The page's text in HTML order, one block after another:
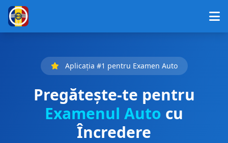
Aplicația #1 pentru Examen Auto
Pregătește-te pentru
Examenul Auto cu
Încredere